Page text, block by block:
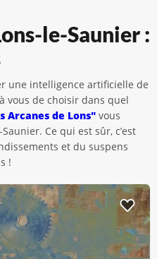
le-Saunier :
une intelligence artificielle de
vous de choisir dans quel
Arcanes de Lons" vous
Ce qui est sûr, c’est
et du suspens
!